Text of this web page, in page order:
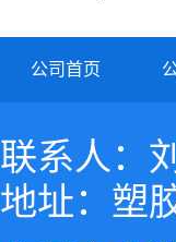
公司首页
联系人：
地址：塑